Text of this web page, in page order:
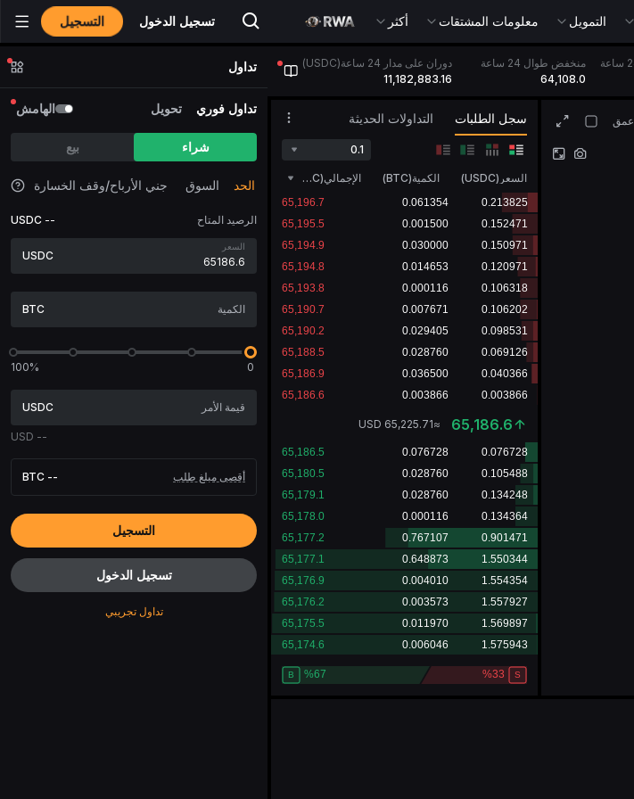
التمويل معلومات المشتقات أكثر تسجيل الدخول التسجيل
منخفض طوال 24 ساعة
64,108.0
دوران على مدار 24 ساعة(USDC)
11,182,883.16
عمق سجل الطلبات التداولات الحديثة
0.1
السعر (
USDC
) الكمية(
BTC
) الإجمالي(BTC)
65,186.6
≈
65,225.71
USD
تداول
تداول فوري تحويل الهامش
شراء بيع
الحد السوق جني الأرباح/وقف الخسارة
الرصيد المتاح --
USDC
السعر
USDC
BTC
0
100%
USDC
--
USD
أقصى مبلغ طلب --
BTC
التسجيل
تسجيل الدخول
تداول تجريبي